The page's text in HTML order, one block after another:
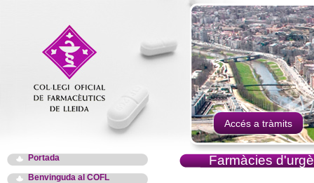
Accés a tràmits
Portada
Benvinguda al COFL
Farmàcies